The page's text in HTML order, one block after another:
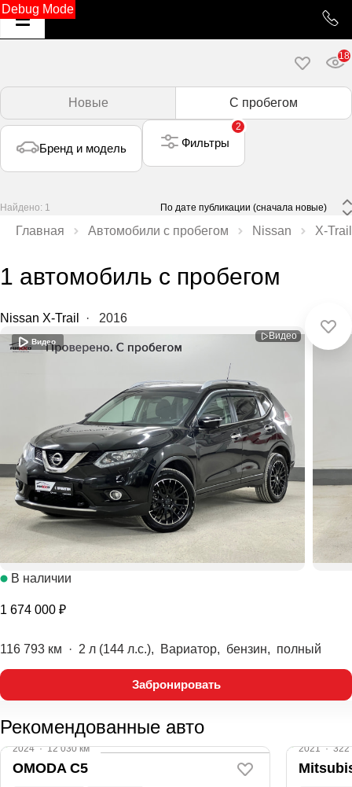
Debug Mode
18
Новые С пробегом
Бренд и модель
2
Фильтры
Найдено: 1
Главная Автомобили с пробегом Nissan X‑Trail
1 автомобиль с пробегом
Nissan X-Trail · 2016
Видео
Видео
В наличии
1 674 000 ₽
116 793 км · 2 л (144 л.с.), Вариатор, бензин, полный
Забронировать
Рекомендованные авто
2024·12 030 км
OMODA C5
2021·322